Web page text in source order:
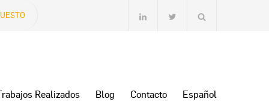
Realizados Blog Contacto Español